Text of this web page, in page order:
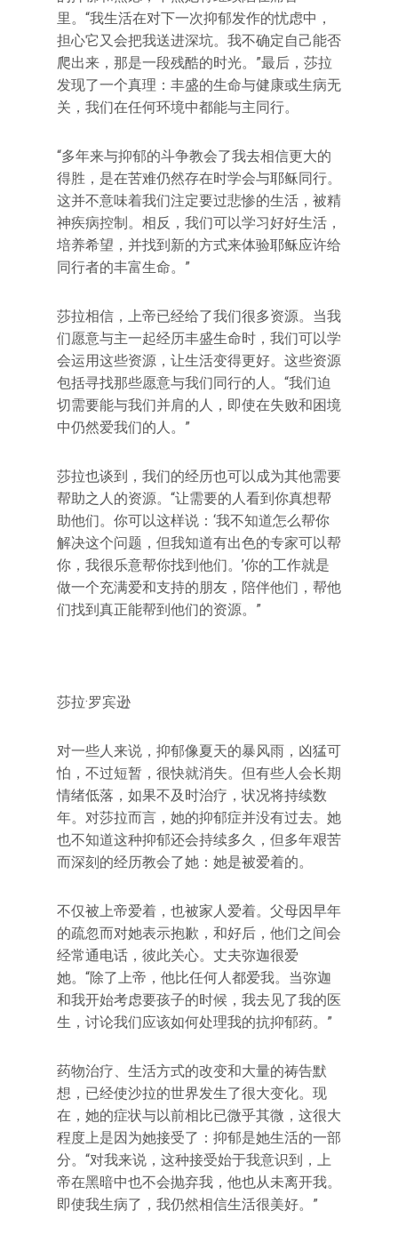
里。“我生活在对下一次抑郁发作的忧虑中，
担心它又会把我送进深坑。我不确定自己能否
爬出来，那是一段残酷的时光。”最后，莎拉
发现了一个真理：丰盛的生命与健康或生病无
关，我们在任何环境中都能与主同行。
“多年来与抑郁的斗争教会了我去相信更大的
得胜，是在苦难仍然存在时学会与耶稣同行。
这并不意味着我们注定要过悲惨的生活，被精
神疾病控制。相反，我们可以学习好好生活，
培养希望，并找到新的方式来体验耶稣应许给
同行者的丰富生命。”
莎拉相信，上帝已经给了我们很多资源。当我
们愿意与主一起经历丰盛生命时，我们可以学
会运用这些资源，让生活变得更好。这些资源
包括寻找那些愿意与我们同行的人。“我们迫
切需要能与我们并肩的人，即使在失败和困境
中仍然爱我们的人。”
莎拉也谈到，我们的经历也可以成为其他需要
帮助之人的资源。“让需要的人看到你真想帮
助他们。你可以这样说：‘我不知道怎么帮你
解决这个问题，但我知道有出色的专家可以帮
你，我很乐意帮你找到他们。’你的工作就是
做一个充满爱和支持的朋友，陪伴他们，帮他
们找到真正能帮到他们的资源。”
莎拉·罗宾逊
对一些人来说，抑郁像夏天的暴风雨，凶猛可
怕，不过短暂，很快就消失。但有些人会长期
情绪低落，如果不及时治疗，状况将持续数
年。对莎拉而言，她的抑郁症并没有过去。她
也不知道这种抑郁还会持续多久，但多年艰苦
而深刻的经历教会了她：她是被爱着的。
不仅被上帝爱着，也被家人爱着。父母因早年
的疏忽而对她表示抱歉，和好后，他们之间会
经常通电话，彼此关心。丈夫弥迦很爱
她。“除了上帝，他比任何人都爱我。当弥迦
和我开始考虑要孩子的时候，我去见了我的医
生，讨论我们应该如何处理我的抗抑郁药。”
药物治疗、生活方式的改变和大量的祷告默
想，已经使沙拉的世界发生了很大变化。现
在，她的症状与以前相比已微乎其微，这很大
程度上是因为她接受了：抑郁是她生活的一部
分。“对我来说，这种接受始于我意识到，上
帝在黑暗中也不会抛弃我，他也从未离开我。
即使我生病了，我仍然相信生活很美好。”